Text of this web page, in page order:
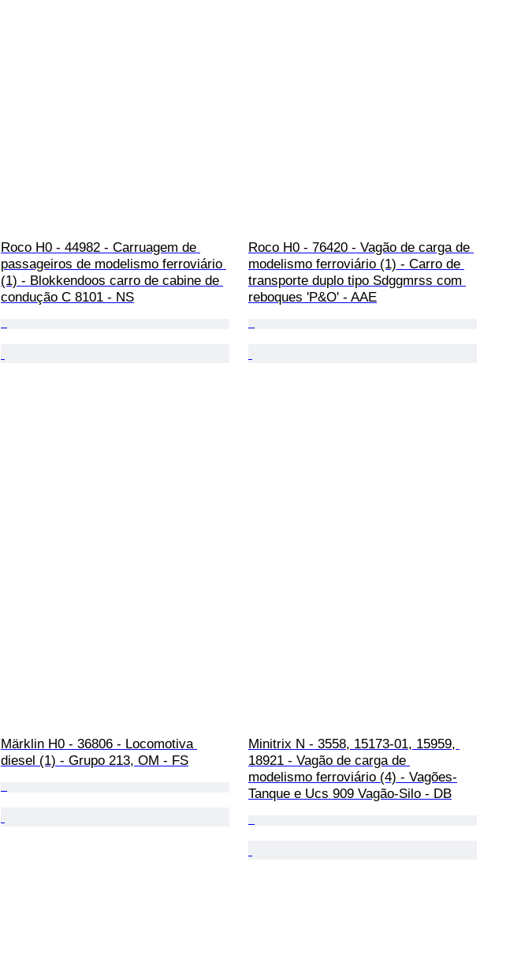
Roco H0 - 44982 - Carruagem de
passageiros de modelismo ferroviário
(1) - Blokkendoos carro de cabine de
condução C 8101 - NS
Roco H0 - 76420 - Vagão de carga de
modelismo ferroviário (1) - Carro de
transporte duplo tipo Sdggmrss com
reboques 'P&O' - AAE
Märklin H0 - 36806 - Locomotiva
diesel (1) - Grupo 213, OM - FS
Minitrix N - 3558, 15173-01, 15959,
18921 - Vagão de carga de
modelismo ferroviário (4) - Vagões-
Tanque e Ucs 909 Vagão-Silo - DB